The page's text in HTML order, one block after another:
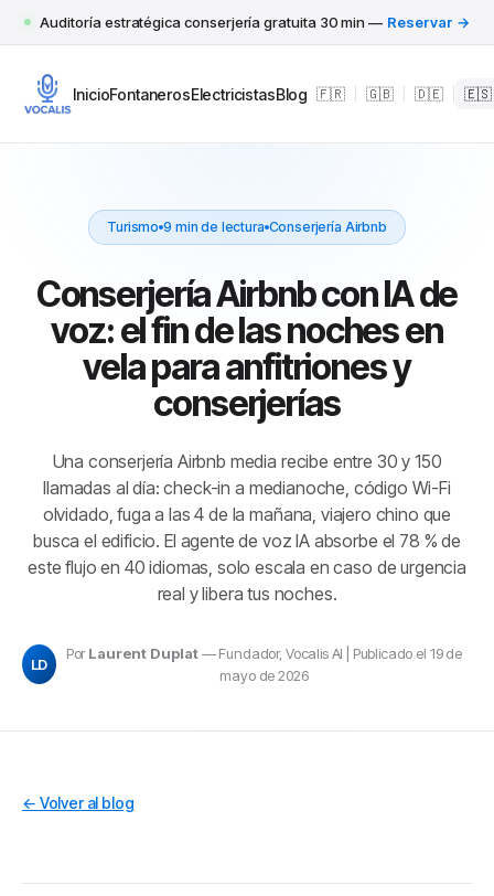
Auditoría estratégica conserjería gratuita 30 min — Reservar →
InicioFontanerosElectricistasBlog 🇫🇷 🇬🇧 🇩🇪 🇪🇸
Turismo 9 min de lectura Conserjería Airbnb
Conserjería Airbnb con IA de
voz: el fin de las noches en
vela para anfitriones y
conserjerías
Una conserjería Airbnb media recibe entre 30 y 150
llamadas al día: check-in a medianoche, código Wi-Fi
olvidado, fuga a las 4 de la mañana, viajero chino que
busca el edificio. El agente de voz IA absorbe el 78 % de
este flujo en 40 idiomas, solo escala en caso de urgencia
real y libera tus noches.
LD
PorLaurent Duplat— Fundador, Vocalis AI | Publicado el 19 de
mayo de 2026
← Volver al blog